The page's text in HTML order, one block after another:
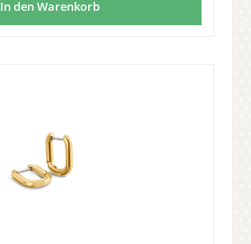
In den Warenkorb